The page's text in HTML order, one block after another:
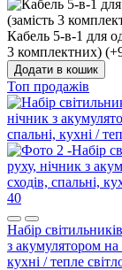
Кабель 5-в-1 для
3 комплектних)
Додати в кошик
Топ продажів
40
Набір
з акумулятором на
кухні / тепле